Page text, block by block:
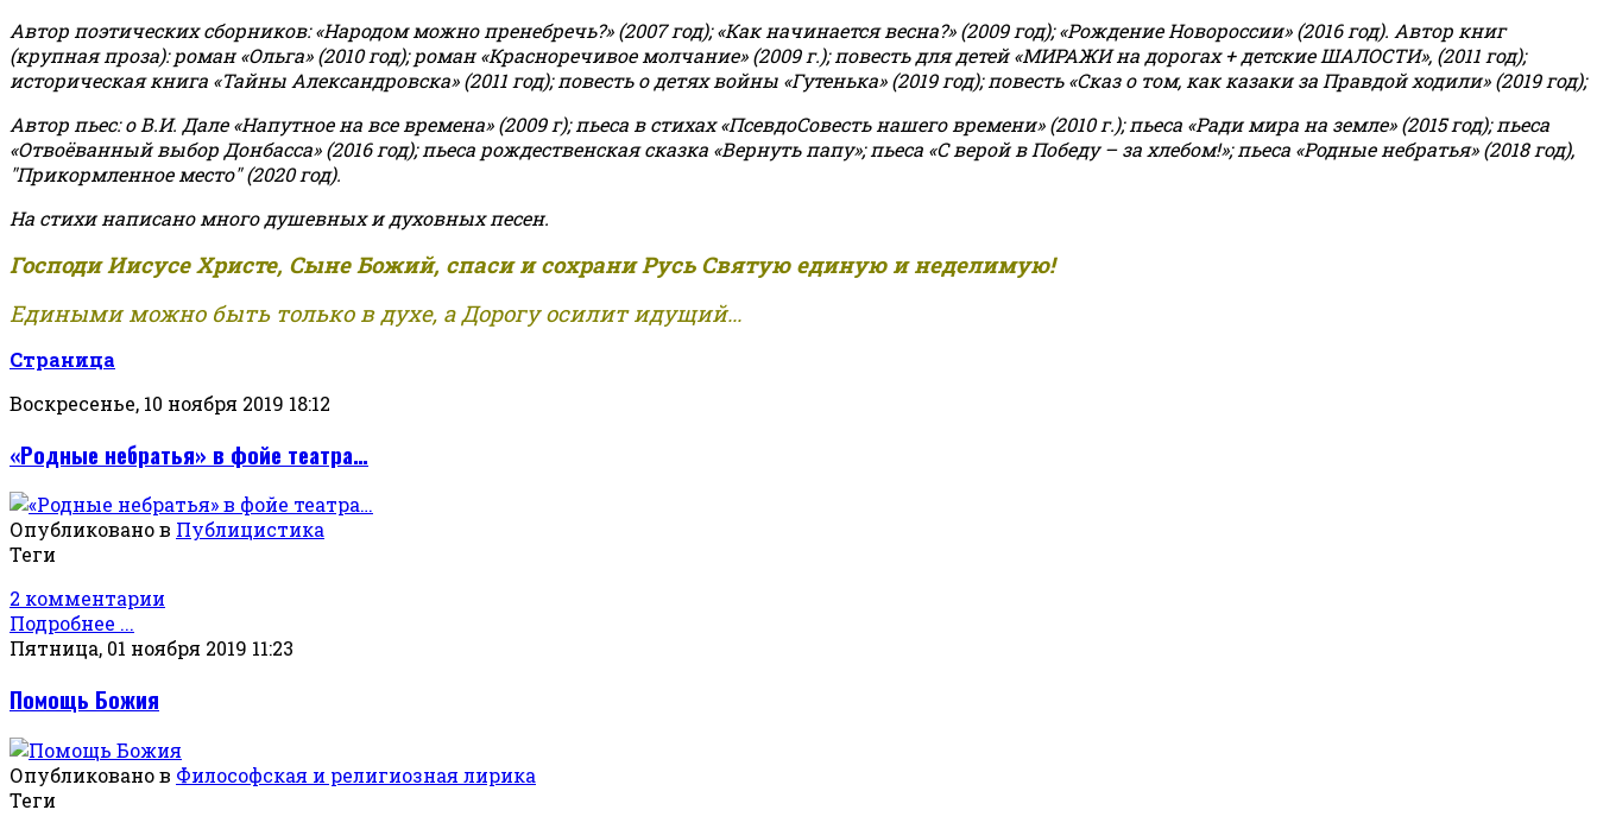
Автор поэтических сборников: «Народом можно пренебречь?» (2007 год); «Как начинается весна?» (2009 год); «Рождение Новороссии» (2016 год). Автор книг
(крупная проза): роман «Ольга» (2010 год); роман «Красноречивое молчание» (2009 г.); повесть для детей «МИРАЖИ на дорогах + детские ШАЛОСТИ», (2011 год);
историческая книга «Тайны Александровска» (2011 год); повесть о детях войны «Гутенька» (2019 год); повесть «Сказ о том, как казаки за Правдой ходили» (2019 год);
Автор пьес: о В.И. Дале «Напутное на все времена» (2009 г); пьеса в стихах «ПсевдоСовесть нашего времени» (2010 г.); пьеса «Ради мира на земле» (2015 год); пьеса
«Отвоёванный выбор Донбасса» (2016 год); пьеса рождественская сказка «Вернуть папу»; пьеса «С верой в Победу – за хлебом!»;пьеса «Родные небратья» (2018 год),
"Прикормленное место" (2020 год).
На стихи написано много душевных и духовных песен.
Господи Иисусе Христе, Сыне Божий, спаси и сохрани Русь Святую единую и неделимую!
Едиными можно быть только в духе, а Дорогу осилит идущий...
Страница
Воскресенье, 10 ноября 2019 18:12
«Родные небратья» в фойе театра…
Опубликовано в Публицистика
Теги
2 комментарии
Подробнее ...
Пятница, 01 ноября 2019 11:23
Помощь Божия
Опубликовано в Философская и религиозная лирика
Теги